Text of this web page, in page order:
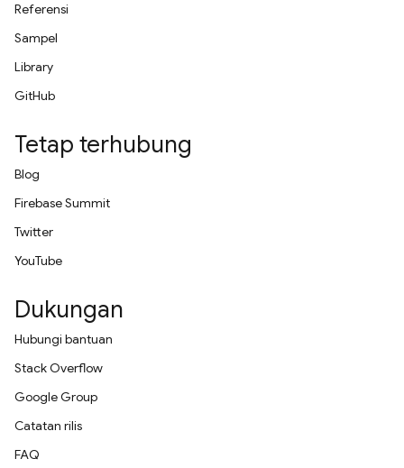
Referensi
Sampel
Library
GitHub
Tetap terhubung
Blog
Firebase Summit
Twitter
YouTube
Dukungan
Hubungi bantuan
Stack Overflow
Google Group
Catatan rilis
FAQ